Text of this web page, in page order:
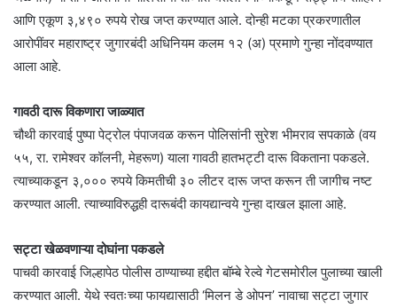
आणि एकूण ३,४९० रुपये रोख जप्त करण्यात आले. दोन्ही मटका प्रकरणातील
आरोपींवर महाराष्ट्र जुगारबंदी अधिनियम कलम १२ (अ) प्रमाणे गुन्हा नोंदवण्यात
आला आहे.
गावठी दारू विकणारा जाळ्यात
चौथी कारवाई पुष्पा पेट्रोल पंपाजवळ करून पोलिसांनी सुरेश भीमराव सपकाळे (वय
५५, रा. रामेश्वर कॉलनी, मेहरूण) याला गावठी हातभट्टी दारू विकताना पकडले.
त्याच्याकडून ३,००० रुपये किमतीची ३० लीटर दारू जप्त करून ती जागीच नष्ट
करण्यात आली. त्याच्याविरुद्धही दारूबंदी कायद्यान्वये गुन्हा दाखल झाला आहे.
सट्टा खेळवणाऱ्या दोघांना पकडले
पाचवी कारवाई जिल्हापेठ पोलीस ठाण्याच्या हद्दीत बॉम्बे रेल्वे गेटसमोरील पुलाच्या खाली
करण्यात आली. येथे स्वतःच्या फायद्यासाठी ‘मिलन डे ओपन’ नावाचा सट्टा जुगार